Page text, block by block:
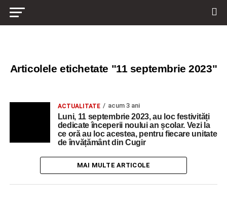
Articolele etichetate "11 septembrie 2023"
ACTUALITATE acum 3 ani
Luni, 11 septembrie 2023, au loc festivități
dedicate începerii noului an școlar. Vezi la
ce oră au loc acestea, pentru fiecare unitate
de învățământ din Cugir
MAI MULTE ARTICOLE